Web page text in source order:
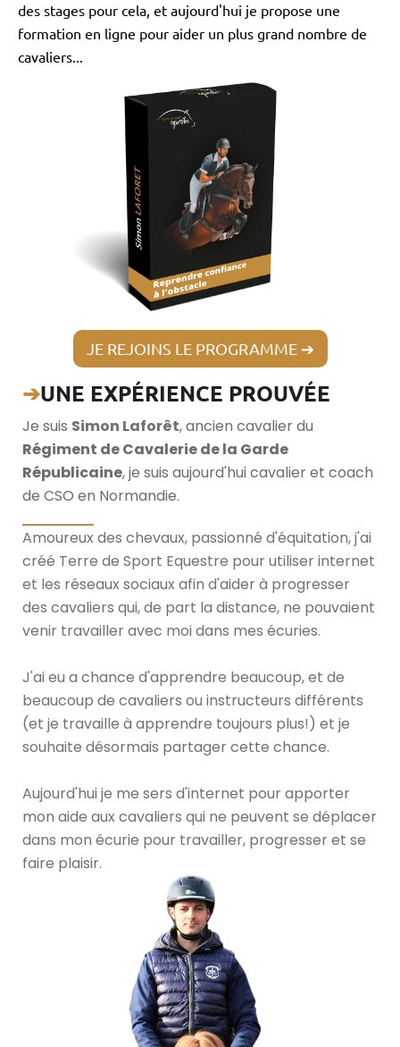
des stages pour cela, et aujourd'hui je propose une
formation en ligne pour aider un plus grand nombre de
cavaliers...
JE REJOINS LE PROGRAMME ➔
➔UNE EXPÉRIENCE PROUVÉE
Je suis Simon Laforêt, ancien cavalier du
Régiment de Cavalerie de la Garde
Républicaine, je suis aujourd'hui cavalier et coach
de CSO en Normandie.
Amoureux des chevaux, passionné d'équitation, j'ai
créé Terre de Sport Equestre pour utiliser internet
et les réseaux sociaux afin d'aider à progresser
des cavaliers qui, de part la distance, ne pouvaient
venir travailler avec moi dans mes écuries.
J'ai eu a chance d'apprendre beaucoup, et de
beaucoup de cavaliers ou instructeurs différents
(et je travaille à apprendre toujours plus!) et je
souhaite désormais partager cette chance.
Aujourd'hui je me sers d'internet pour apporter
mon aide aux cavaliers qui ne peuvent se déplacer
dans mon écurie pour travailler, progresser et se
faire plaisir.